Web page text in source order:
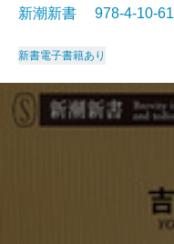
新潮新書 978-4-10-
新書電子書籍あり